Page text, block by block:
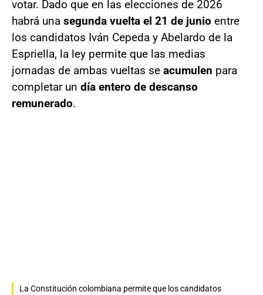
votar. Dado que en las elecciones de 2026
habrá una segunda vuelta el 21 de junio entre
los candidatos Iván Cepeda y Abelardo de la
Espriella, la ley permite que las medias
jornadas de ambas vueltas se acumulen para
completar un día entero de descanso
remunerado.
La Constitución colombiana permite que los candidatos